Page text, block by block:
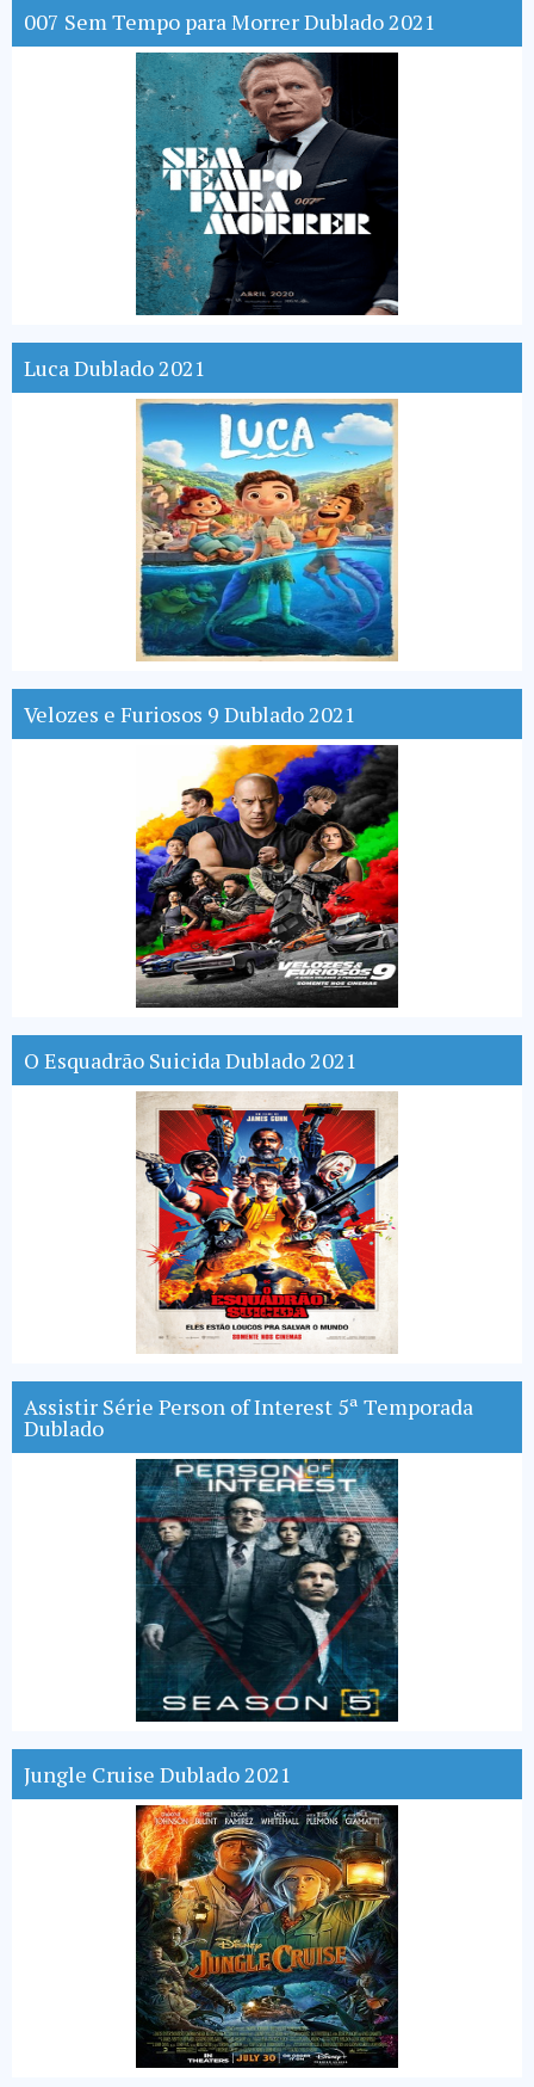
007 Sem Tempo para Morrer Dublado 2021
Luca Dublado 2021
Velozes e Furiosos 9 Dublado 2021
O Esquadrão Suicida Dublado 2021
Assistir Série Person of Interest 5ª Temporada
Dublado
Jungle Cruise Dublado 2021